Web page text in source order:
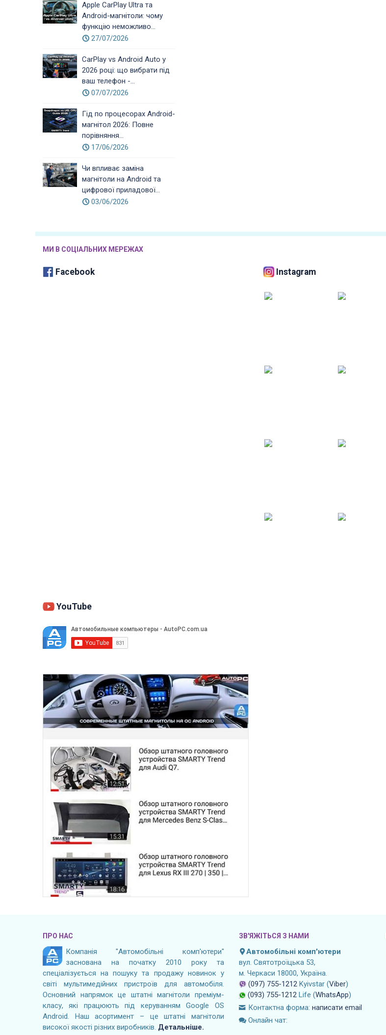
Apple CarPlay Ultra та
Android-магнітоли: чому
функцію неможливо...
27/07/2026
CarPlay vs Android Auto у
2026 році: що вибрати під
ваш телефон -...
07/07/2026
Гід по процесорах Android-
магнітол 2026: Повне
порівняння...
17/06/2026
Чи впливає заміна
магнітоли на Android та
цифрової приладової...
03/06/2026
МИ В СОЦІАЛЬНИХ МЕРЕЖАХ
Facebook Instagram
YouTube
ПРО НАС
Компанія "Автомобільні комп'ютери"
заснована на початку 2010 року та
спеціалізується на пошуку та продажу новинок у
світі мультимедійних пристроїв для автомобіля.
Основний напрямок це штатні магнітоли преміум-
класу, які працюють під керуванням Google OS
Android. Наш асортимент – це штатні магнітоли
високої якості різних виробників. Детальніше.
ЗВ'ЯЖІТЬСЯ З НАМИ
Автомобільні комп'ютери
вул. Святотроїцька 53,
м. Черкаси 18000, Україна.
(097) 755-1212 Kyivstar (Viber)
(093) 755-1212 Life (WhatsApp)
Контактна форма: написати email
Онлайн чат: